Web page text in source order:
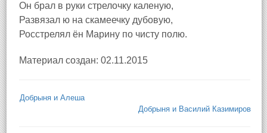
Он брал в руки стрелочку каленую,
Развязал ю на скамеечку дубовую,
Росстрелял ён Марину по чисту полю.
Материал создан: 02.11.2015
Добрыня и Алеша
Добрыня и Василий Казимиров